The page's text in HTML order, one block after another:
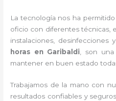
La tecnología nos ha
oficio con diferentes técnicas,
instalaciones, desinfecciones
horas en Garibaldi , son
mantener en buen estado
Trabajamos de la mano con
resultados confiables y